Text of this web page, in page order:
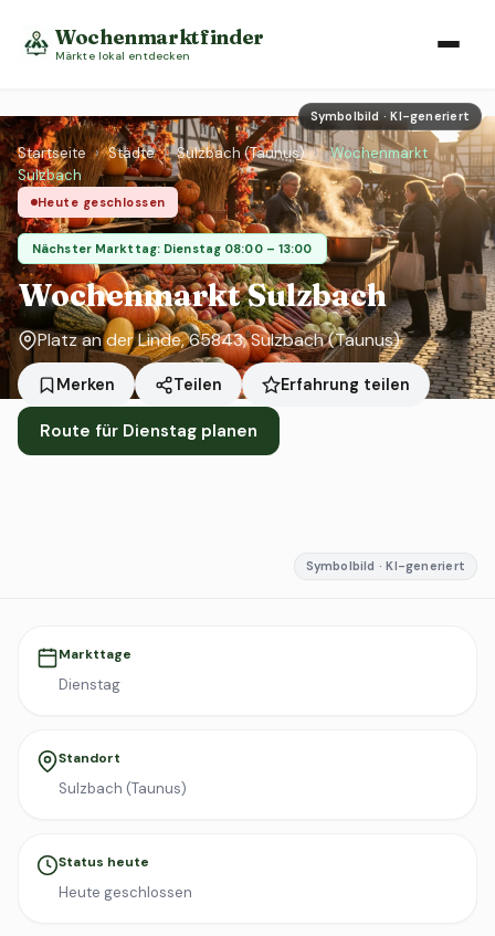
Wochenmarktfinder
Märkte lokal entdecken
Symbolbild · KI-generiert
Startseite › Städte › Sulzbach (Taunus) ›
Wochenmarkt
Sulzbach
Heute geschlossen
Nächster Markttag: Dienstag 08:00 – 13:00
Wochenmarkt Sulzbach
Platz an der Linde, 65843, Sulzbach (Taunus)
Merken Teilen Erfahrung teilen
Route für Dienstag planen
Symbolbild · KI-generiert
Markttage
Dienstag
Standort
Sulzbach (Taunus)
Status heute
Heute geschlossen